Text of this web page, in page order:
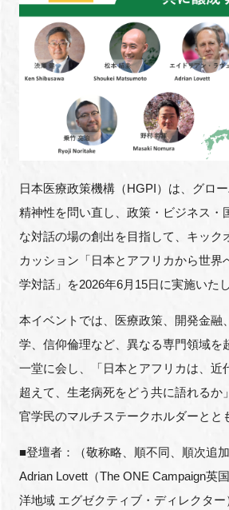
特別会員
施設・アクセス
日本医療政策機構（HGPI）は、グロ
精神性を問い直し、政策・ビジネス・
な対話の場の創出を目指して、キック
カッション「日本とアフリカから世界
学対話」を2026年6月15日に実施いたし
本イベントでは、医療政策、開発金融
学、信仰倫理など、異なる専門領域を
一堂に会し、「日本とアフリカは、近
超えて、生老病死をどう共に語れるか
官学民のマルチステークホルダーとと
■登壇者：（敬称略、順不同、順次追加
Adrian Lovett（The ONE Campaign英
洋地域 エグゼクティブ・ディレクター